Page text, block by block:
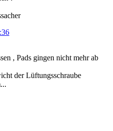
, Pads gingen nicht mehr ab
der Lüftungsschraube